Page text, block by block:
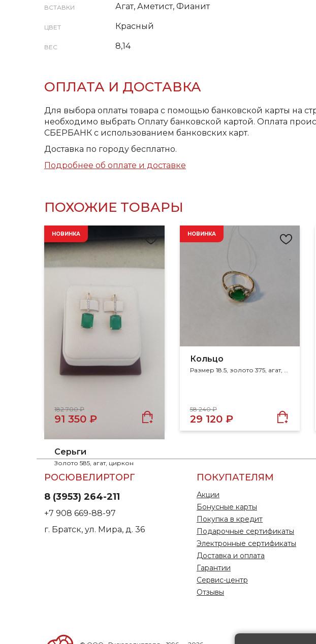
ВСТАВКИ Агат, Аметист, Фианит
ЦВЕТ Красный
ВЕС 8,14
ОПЛАТА И ДОСТАВКА
Для выбора оплаты товара с помощью банковской карты на
необходимо выбрать Оплату банковской картой. Оплата
СБЕРБАНК с использованием банковских карт.
Доставка по городу бесплатно.
Подробнее об оплате и доставке
ПОХОЖИЕ ТОВАРЫ
Серьги
Золото 585, агат, циркон
НОВИНКА
182 700 ₽
91 350 ₽
Кольцо
Размер 18.5, золото 375, агат, фианит
НОВИНКА
58 240 ₽
29 120 ₽
РОСЮВЕЛИРТОРГ
8 (3953) 264-211
+7 908 669-88-97
г. Братск, ул. Мира, д. 36
ПОКУПАТЕЛЯМ
Акции
Бонусные карты
Покупка в кредит
Подарочные сертификаты
Электронные сертификаты
Доставка и оплата
Гарантии
Сервис-центр
Отзывы